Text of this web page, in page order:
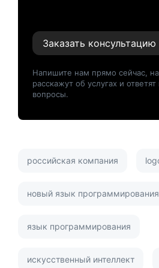
Заказать консультацию
Напишите нам прямо сейчас,
расскажут об услугах и
вопросы.
российская компания
новый язык программирования
язык программирования
искусственный интеллект